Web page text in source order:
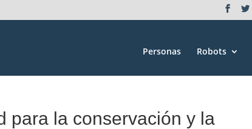
Personas Robots
para la conservación y la